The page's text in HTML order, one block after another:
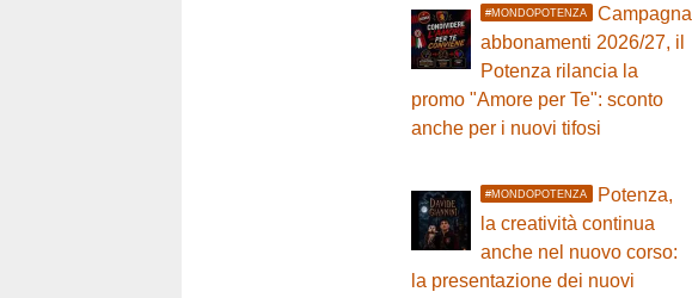
#MONDOPOTENZA
Campagna
abbonamenti 2026/27, il
Potenza rilancia la
promo "Amore per Te": sconto
anche per i nuovi tifosi
#MONDOPOTENZA
Potenza,
la creatività continua
anche nel nuovo corso:
la presentazione dei nuovi